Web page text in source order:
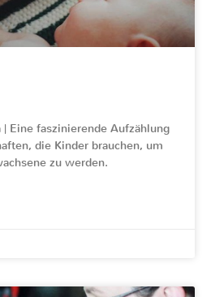
| Eine faszinierende Aufzählung
die Kinder brauchen, um
zu werden.